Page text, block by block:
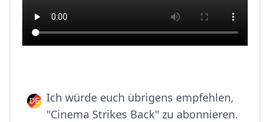
Ich würde euch übrigens empfehlen,
"Cinema Strikes Back" zu abonnieren.